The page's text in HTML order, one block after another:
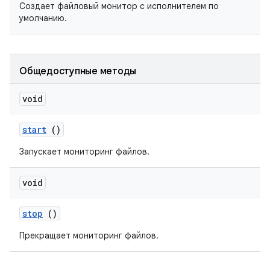
Создает файловый монитор с исполнителем по
умолчанию.
Общедоступные методы
void
start ()
Запускает мониторинг файлов.
void
stop ()
Прекращает мониторинг файлов.